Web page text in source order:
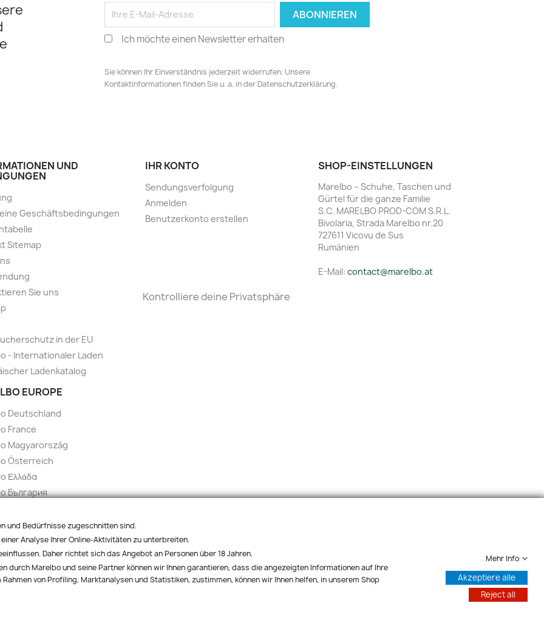
Ich möchte einen Newsletter erhalten
Sie können Ihr Einverständnis jederzeit widerrufen. Unsere
Kontaktinformationen finden Sie u. a. in der Datenschutzerklärung.
UND
Geschäftsbedingungen
Sitemap
Sie uns
in der EU
- Internationaler Laden
Ladenkatalog
EUROPE
Deutschland
France
Magyarország
Österreich
Ελλάδα
България
Italia
Polska
Czech
Slovakia
IHR KONTO
Sendungsverfolgung
Anmelden
Benutzerkonto erstellen
SHOP-EINSTELLUNGEN
Marelbo – Schuhe, Taschen und
Gürtel für die ganze Familie
S.C. MARELBO PROD-COM S.R.L.
Bivolaria, Strada Marelbo nr.20
727611 Vicovu de Sus
Rumänien
E-Mail: contact@marelbo.at
Kontrolliere deine Privatsphäre
und Bedürfnisse zugeschnitten sind.
Analyse Ihrer Online-Aktivitäten zu unterbreiten.
Daher richtet sich das Angebot an Personen über 18 Jahren.
durch Marelbo und seine Partner können wir Ihnen garantieren, dass die angezeigten Informationen auf Ihre
von Profiling, Marktanalysen und Statistiken, zustimmen, können wir Ihnen helfen, in unserem Shop
Mehr Info
Akzeptiere alle
Reject all